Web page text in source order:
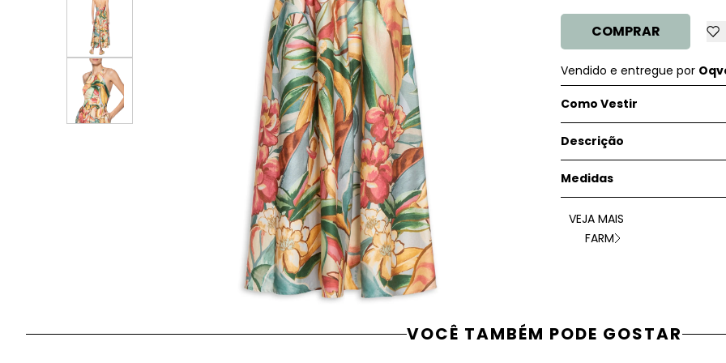
COMPRAR
Vendido e entregue por
Como Vestir
Descrição
Medidas
VEJA MAIS
FARM
VOCÊ TAMBÉM PODE GOSTAR